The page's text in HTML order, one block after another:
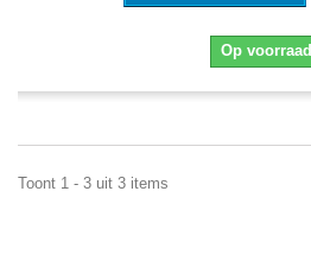
Op voorraad
Toont 1 - 3 uit 3 items